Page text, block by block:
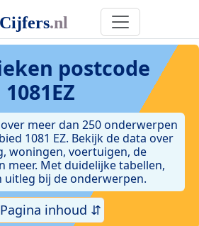
postcode
1081EZ
meer dan 250 onderwerpen
1081 EZ. Bekijk de data over
woningen, voertuigen, de
meer. Met duidelijke tabellen,
uitleg bij de onderwerpen.
Pagina inhoud ⇵